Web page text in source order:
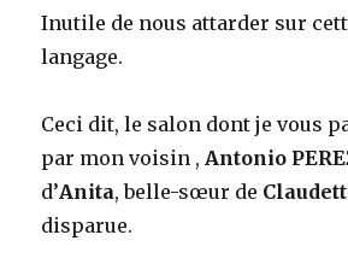
Inutile de nous attarder sur
langage.
Ceci dit, le salon dont je vous
par mon voisin ,Antonio
d’Anita, belle-sœur de
disparue.